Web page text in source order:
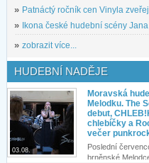
» Patnáctý ročník cen Vinyla
»
Ikona české hudební scény
» zobrazit více...
HUDEBNÍ NADĚJE
03.08.
Moravská
Melodku. The
debut,
chlebíčky a
večer
Poslední
brněnské